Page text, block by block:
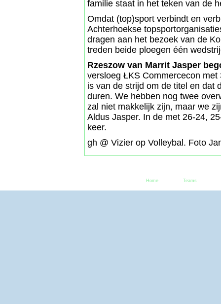
familie staat in het teken van de
Omdat (top)sport verbindt en
Achterhoekse
dragen aan het bezoek van de
treden beide ploegen één
Rzeszow van Marrit Jasper
versloeg ŁKS Commercecon
is van de strijd om de titel en dat
duren. We hebben nog twee
zal niet makkelijk zijn, maar we
Aldus Jasper. In de met 26-24,
keer.
gh @ Vizier op Volleybal. Foto
Home Teams